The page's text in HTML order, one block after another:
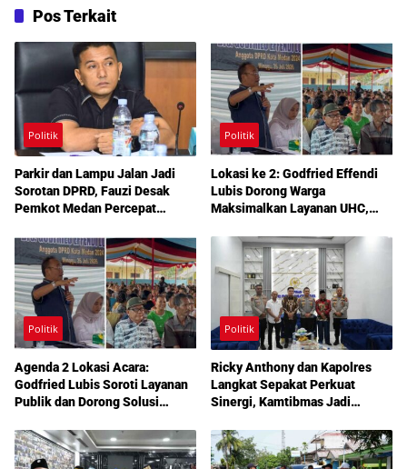
Pos Terkait
Politik
Parkir dan Lampu Jalan Jadi
Sorotan DPRD, Fauzi Desak
Pemkot Medan Percepat
Politik
Lokasi ke 2: Godfried Effendi
Lubis Dorong Warga
Maksimalkan Layanan UHC,
Pendidikan Mengemuka dalam
Reses Medan Amplas
Politik
Agenda 2 Lokasi Acara:
Godfried Lubis Soroti Layanan
Publik dan Dorong Solusi
DPRD Medan
Politik
Ricky Anthony dan Kapolres
Langkat Sepakat Perkuat
Sinergi, Kamtibmas Jadi